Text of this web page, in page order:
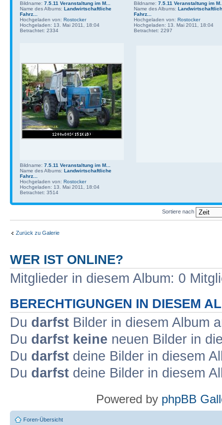
Bildname: 7.5.11 Veranstaltung im M...
Name des Albums: Landwirtschaftliche
Fahrz...
Hochgeladen von: Rostocker
Hochgeladen: 13. Mai 2011, 18:04
Betrachtet: 2334
Bildname: 7.5.11 Veranstaltung im
Name des Albums:
Fahrz...
Hochgeladen von: Rostocker
Hochgeladen: 13. Mai 2011, 18:04
Betrachtet: 2297
Bildname: 7.5.11 Veranstaltung im M...
Name des Albums: Landwirtschaftliche
Fahrz...
Hochgeladen von: Rostocker
Hochgeladen: 13. Mai 2011, 18:04
Betrachtet: 3514
Sortiere nach
Zurück zu Galerie
WER IST ONLINE?
Mitglieder in diesem Album: 0
BERECHTIGUNGEN IN DIESEM
Du darfst Bilder in diesem Album
Du darfst keine neuen Bilder in
Du darfst deine Bilder in diesem
Du darfst deine Bilder in diesem
Powered by phpBB
Foren-Übersicht